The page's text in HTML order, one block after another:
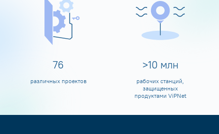
80
различных проектов
>10 млн
рабочих станций,
защищенных
продуктами ViPNet